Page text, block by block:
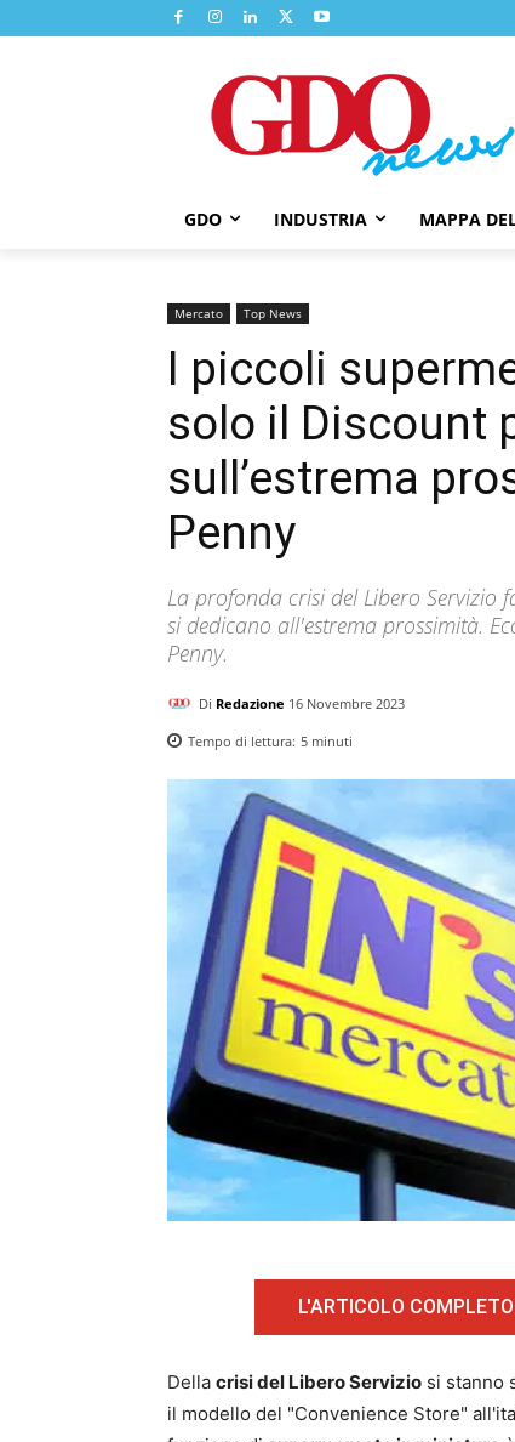
GDO INDUSTRIA MAPPA
Mercato Top News
I piccoli
solo il Discount
sull’estrema
Penny
La profonda crisi del Libero Servizio
si dedicano all'estrema prossimità.
Penny.
Di Redazione 16 Novembre 2023
Tempo di lettura: 5 minuti
L'ARTICOLO
Della crisi del Libero Servizio si stanno
il modello del "Convenience Store"